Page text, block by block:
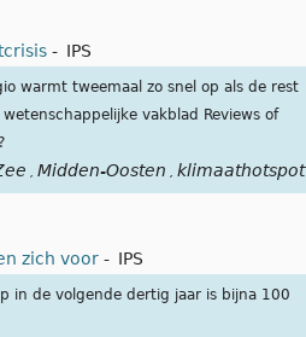
- IPS
warmt tweemaal zo snel op als de rest
vakblad Reviews of
Midden-Oosten klimaathotspot
zich voor - IPS
in de volgende dertig jaar is bijna 100